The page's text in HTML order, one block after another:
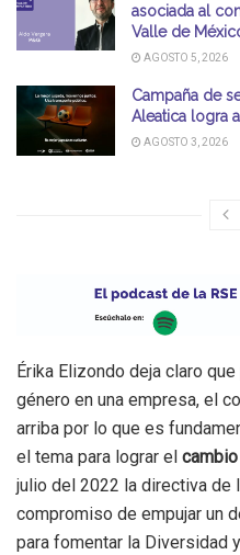
asociada al
Valle de
AGOSTO 5, 2026
Campaña de
Aleatica logra
AGOSTO 3, 2026
Érika Elizondo deja claro
género en una empresa, el
arriba por lo que es
el tema para lograr el cambio
julio del 2022 la directiva de
compromiso de empujar un
para fomentar la Diversidad